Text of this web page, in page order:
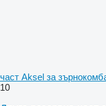
част Aksel за
10